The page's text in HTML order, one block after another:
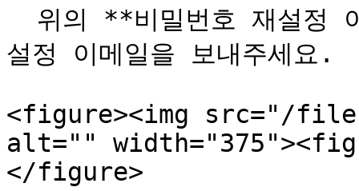
설정 이메일을 보내주세요.
<figure><img src="/
alt=""